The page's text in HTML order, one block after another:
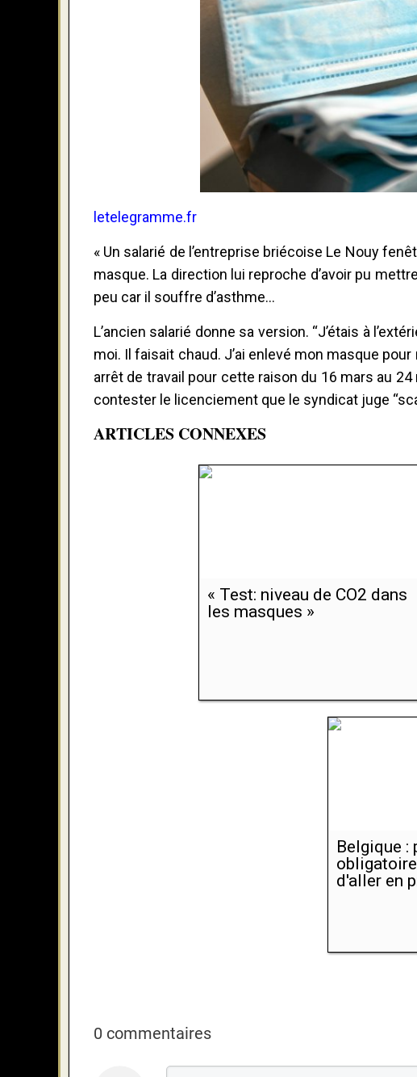
letelegramme.fr
« Un salarié de l’entreprise briécoise Le Nouy
masque. La direction lui reproche d’avoir pu
peu car il souffre d’asthme…
L’ancien salarié donne sa version. “J’étais à
moi. Il faisait chaud. J’ai enlevé mon masque
arrêt de travail pour cette raison du 16 mars au 24
contester le licenciement que le syndicat juge
ARTICLES CONNEXES
« Test: niveau de CO2 dans
les masques »
Belgique :
d'aller en
0 commentaires